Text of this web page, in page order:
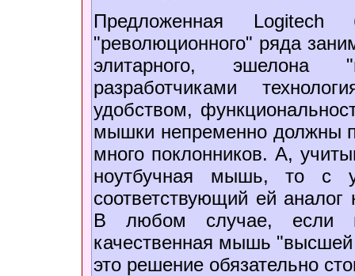
Предложенная Logitech
"революционного" ряда
элитарного, эшелона
разработчиками
удобством,
мышки непременно должны
много поклонников. А,
ноутбучная мышь, то с
соответствующий ей аналог
В любом случае, если
качественная мышь "высшей
это решение обязательно